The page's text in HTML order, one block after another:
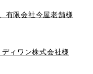
有限会社今屋老舗様
ィワン株式会社様